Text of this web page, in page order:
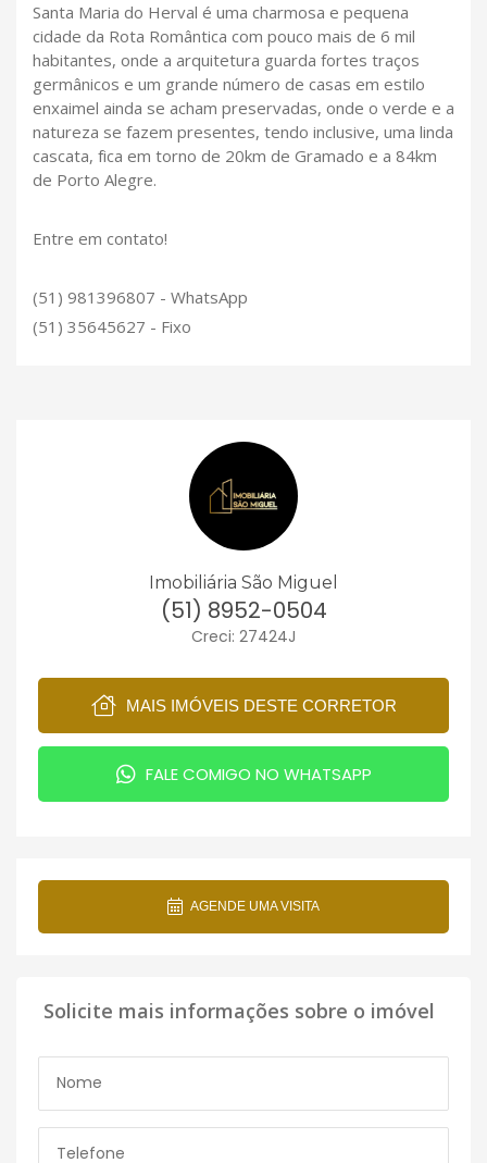
Santa Maria do Herval é uma charmosa e pequena
cidade da Rota Romântica com pouco mais de 6 mil
habitantes, onde a arquitetura guarda fortes traços
germânicos e um grande número de casas em estilo
enxaimel ainda se acham preservadas, onde o verde e a
natureza se fazem presentes, tendo inclusive, uma linda
cascata, fica em torno de 20km de Gramado e a 84km
de Porto Alegre.
Entre em contato!
(51) 981396807 - WhatsApp
(51) 35645627 - Fixo
Imobiliária São Miguel
(51) 8952-0504
Creci: 27424J
MAIS IMÓVEIS DESTE CORRETOR
FALE COMIGO NO WHATSAPP
AGENDE UMA VISITA
Solicite mais informações sobre o imóvel